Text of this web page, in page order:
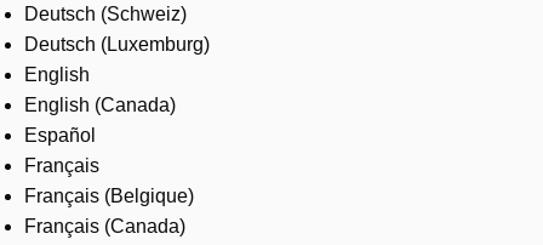
Where to buy
Contact us
Careers
Deutsch (Schweiz)
Deutsch (Luxemburg)
English
English (Canada)
Español
Français
Français (Belgique)
Français (Canada)